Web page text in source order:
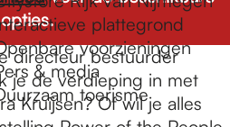
plattegrond
voorzieningen
& media
toerisme
opties.
directeur bestuurder
je de verdieping in met
Kruijsen? Of wil je alles